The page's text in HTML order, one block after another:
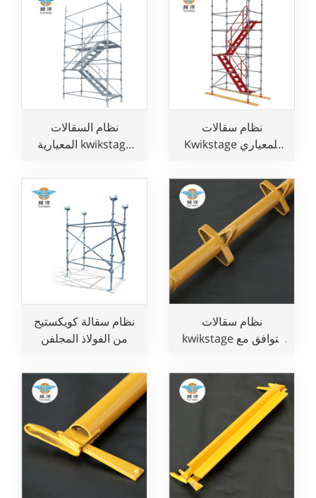
نظام السقالات
المعيارية kwikstage
نظام سقالات
Kwikstage المعياري
الأسترالية لأعمال البناء
نظام سقالة كويكستيج
من الفولاذ المجلفن
نظام سقالات
kwikstage يتوافق مع
لأعمال البناء